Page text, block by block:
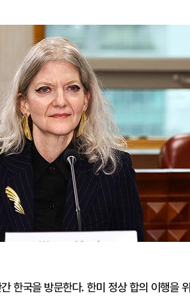
한국을 방문한다. 한미 정상 합의 이행을